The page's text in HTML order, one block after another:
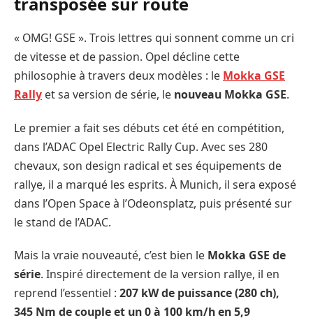
« OMG! GSE ». Trois lettres qui sonnent comme un cri
de vitesse et de passion. Opel décline cette
philosophie à travers deux modèles : le Mokka GSE
Rally et sa version de série, le nouveau Mokka GSE.
Le premier a fait ses débuts cet été en compétition,
dans l’ADAC Opel Electric Rally Cup. Avec ses 280
chevaux, son design radical et ses équipements de
rallye, il a marqué les esprits. À Munich, il sera exposé
dans l’Open Space à l’Odeonsplatz, puis présenté sur
le stand de l’ADAC.
Mais la vraie nouveauté, c’est bien le Mokka GSE de
série. Inspiré directement de la version rallye, il en
reprend l’essentiel : 207 kW de puissance (280 ch),
345 Nm de couple et un 0 à 100 km/h en 5,9